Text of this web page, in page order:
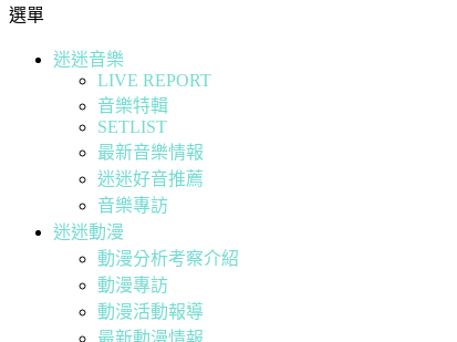
選單
迷迷音樂
LIVE REPORT
音樂特輯
SETLIST
最新音樂情報
迷迷好音推薦
音樂專訪
迷迷動漫
動漫分析考察介紹
動漫專訪
動漫活動報導
最新動漫情報